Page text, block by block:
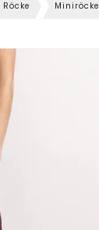
Röcke Miniröcke